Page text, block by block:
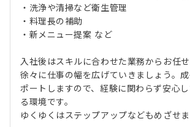
・洗浄や清掃など衛生管理
・料理長の補助
・新メニュー提案 など
入社後はスキルに合わせた業務からお任せ
徐々に仕事の幅を広げていきましょう。
ポートしますので、経験に関わらず安心
る環境です。
ゆくゆくはステップアップなどもめざせま